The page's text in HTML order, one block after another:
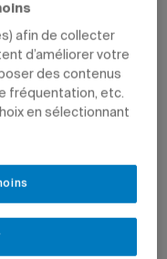
l'UQAM, fait partie du
AOS de la NASA.
des sciences de
afin de collecter
d’améliorer votre
des contenus
fréquentation, etc.
en sélectionnant